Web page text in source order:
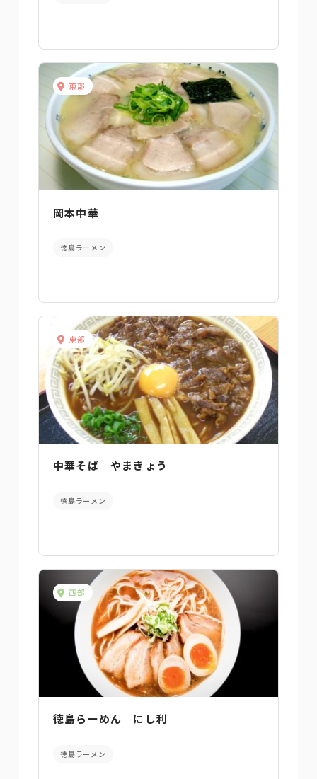
東部
岡本中華
徳島ラーメン
東部
中華そば やまきょう
徳島ラーメン
西部
徳島らーめん にし利
徳島ラーメン